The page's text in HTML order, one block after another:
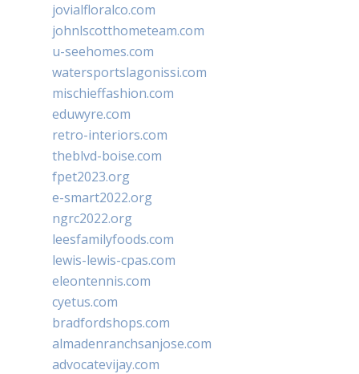
jovialfloralco.com
johnlscotthometeam.com
u-seehomes.com
watersportslagonissi.com
mischieffashion.com
eduwyre.com
retro-interiors.com
theblvd-boise.com
fpet2023.org
e-smart2022.org
ngrc2022.org
leesfamilyfoods.com
lewis-lewis-cpas.com
eleontennis.com
cyetus.com
bradfordshops.com
almadenranchsanjose.com
advocatevijay.com